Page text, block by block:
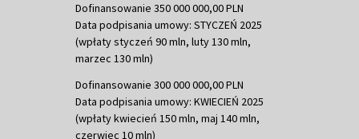
Dofinansowanie 350 000 000,00 PLN
Data podpisania umowy: STYCZEŃ 2025
(wpłaty styczeń 90 mln, luty 130 mln,
marzec 130 mln)
Dofinansowanie 300 000 000,00 PLN
Data podpisania umowy: KWIECIEŃ 2025
(wpłaty kwiecień 150 mln, maj 140 mln,
czerwiec 10 mln)